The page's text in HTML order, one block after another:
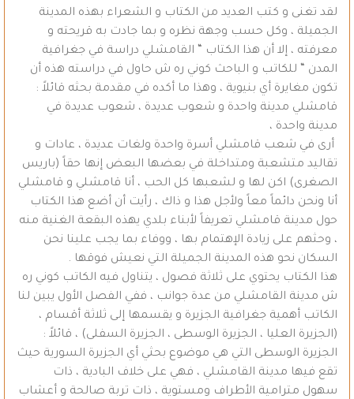
لقد تغنى و كتب العديد من الكتاب و الشعراء بهذه المدينة
الجميلة ، وكل حسب وجهة نظره و بما جادت به قريحته و
معرفته ، إلا أن هذا الكتاب “ القامشلي دراسة في جغرافية
المدن “ للكاتب و الباحث كوني ره ش حاول في دراسته هذه أن
تكون مغايرة أي بنيوية ، وهذا ما أكده في مقدمة بحثه قائلاً :
قامشلي مدينة واحدة و شعوب عديدة ، شعوب عديدة في
مدينة واحدة ،
أرى في شعب قامشلي أسرة واحدة ولغات عديدة ، عادات و
تقاليد متشعبة ومتداخلة في بعضها البعض إنها حقاً (باريس
الصغرى) اكن لها و لشعبها كل الحب ، أنا قامشلي و قامشلي
أنا ونحن دائماً معاً ولأجل هذا و ذاك ، رأيت أن أضع هذا الكتاب
حول مدينة قامشلي تعريفاً لأبناء بلدي يهذه البقعة الغنية منه
، وحثهم على زيادة الإهتمام بها ، ووفاء بما يجب علينا نحن
السكان نحو هذه المدينة الجميلة التي نعيش فوقها .
هذا الكتاب يحتوي على ثلاثة فصول ، يتناول فيه الكاتب كوني ره
ش مدينة القامشلي من عدة جوانب ، ففي الفصل الأول يبين لنا
الكاتب أهمية جغرافية الجزيرة و يقسمها إلى ثلاثة أقسام ،
(الجزيرة العليا ، الجزيرة الوسطى ، الجزيرة السفلى) ، قائلاً :
الجزيرة الوسطى التي هي موضوع بحثي أي الجزيرة السورية حيث
تقع فيها مدينة القامشلي ، فهي على خلاف البادية ، ذات
سهول مترامية الأطراف ومستوية ، ذات تربة صالحة و أعشاب